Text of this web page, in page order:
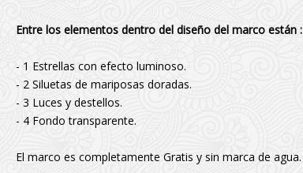
Entre los elementos dentro del diseño del marco están :
- 1 Estrellas con efecto luminoso.
- 2 Siluetas de mariposas doradas.
- 3 Luces y destellos.
- 4 Fondo transparente.
El marco es completamente Gratis y sin marca de agua.